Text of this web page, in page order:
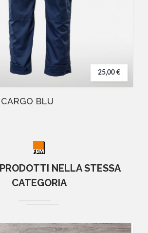
25,00 €
BLU
NELLA STESSA
CATEGORIA